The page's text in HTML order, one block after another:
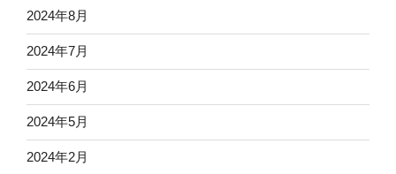
2024年8月
2024年7月
2024年6月
2024年5月
2024年2月